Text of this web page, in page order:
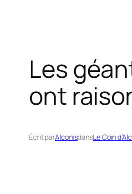
Les
ont
Écrit parAlconisdansLe Coin